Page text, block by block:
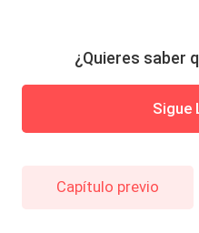
¿Quieres saber
Sigue
Capítulo previo